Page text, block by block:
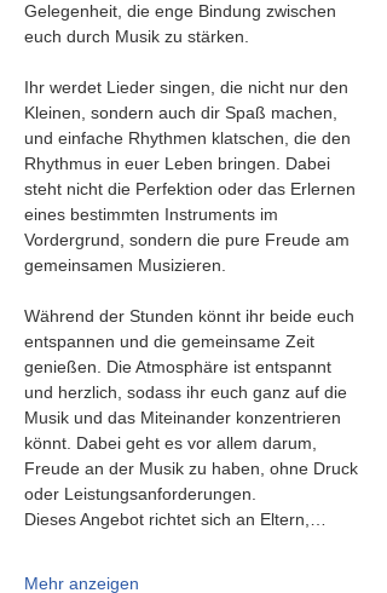
Gelegenheit, die enge Bindung zwischen
euch durch Musik zu stärken.
Ihr werdet Lieder singen, die nicht nur den
Kleinen, sondern auch dir Spaß machen,
und einfache Rhythmen klatschen, die den
Rhythmus in euer Leben bringen. Dabei
steht nicht die Perfektion oder das Erlernen
eines bestimmten Instruments im
Vordergrund, sondern die pure Freude am
gemeinsamen Musizieren.
Während der Stunden könnt ihr beide euch
entspannen und die gemeinsame Zeit
genießen. Die Atmosphäre ist entspannt
und herzlich, sodass ihr euch ganz auf die
Musik und das Miteinander konzentrieren
könnt. Dabei geht es vor allem darum,
Freude an der Musik zu haben, ohne Druck
oder Leistungsanforderungen.
Dieses Angebot richtet sich an Eltern,…
Mehr anzeigen